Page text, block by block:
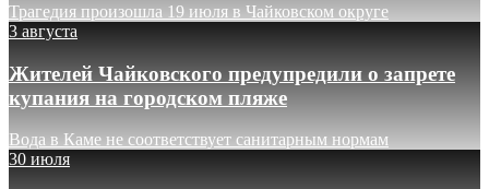
Трагедия произошла 19 июля в Чайковском округе
3 августа
Жителей Чайковского предупредили о запрете
купания на городском пляже
Вода в Каме не соответствует санитарным нормам
30 июля